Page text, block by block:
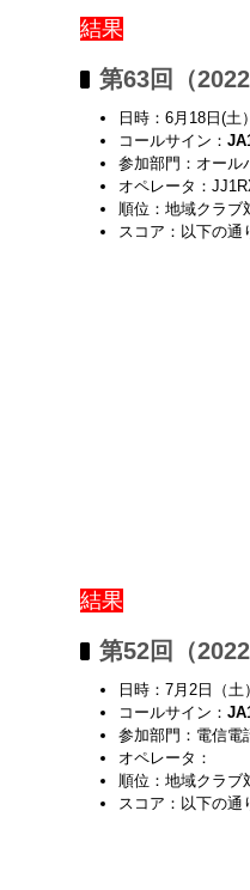
結果
第63回（
日時：6月18日(土
コールサイン：
参加部門：オール
オペレータ：
順位：地域クラ
スコア：以下の通
結果
第52回（
日時：7月2日（
コールサイン：
参加部門：電信電
オペレータ：
順位：地域クラ
スコア：以下の通